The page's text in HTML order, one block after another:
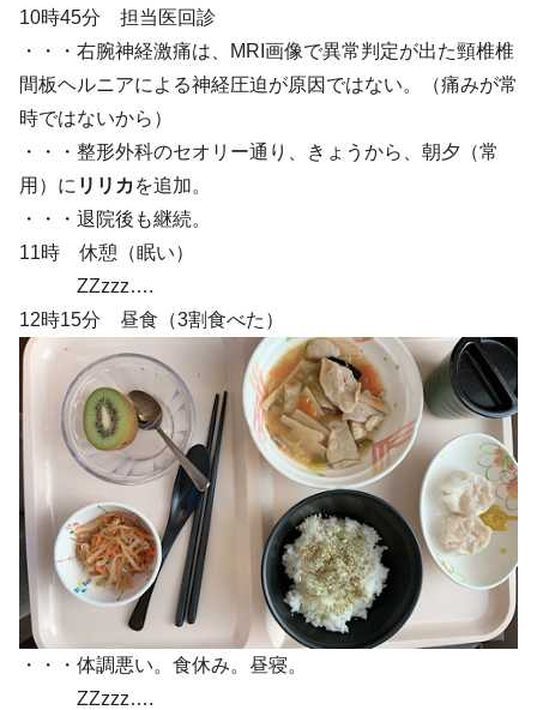
10時45分 担当医回診
・・・右腕神経激痛は、MRI画像で異常判定が出た頸椎椎
間板ヘルニアによる神経圧迫が原因ではない。（痛みが常
時ではないから）
・・・整形外科のセオリー通り、きょうから、朝夕（常
用）に リリカ を追加。
・・・退院後も継続。
11時 休憩（眠い）
ZZzzz….
12時15分 昼食（3割食べた）
・・・体調悪い。食休み。昼寝。
ZZzzz….